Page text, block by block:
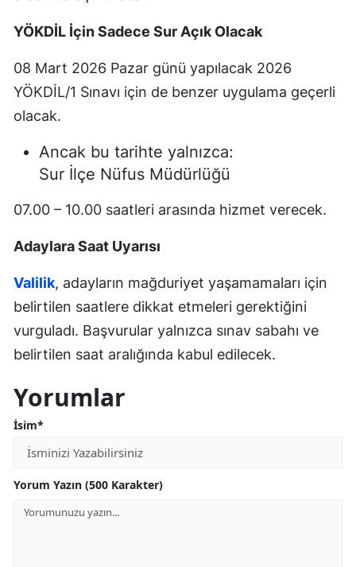
YÖKDİL İçin Sadece Sur Açık Olacak
08 Mart 2026 Pazar günü yapılacak 2026
YÖKDİL/1 Sınavı için de benzer uygulama geçerli
olacak.
Ancak bu tarihte yalnızca:
Sur İlçe Nüfus Müdürlüğü
07.00 – 10.00 saatleri arasında hizmet verecek.
Adaylara Saat Uyarısı
Valilik, adayların mağduriyet yaşamamaları için
belirtilen saatlere dikkat etmeleri gerektiğini
vurguladı. Başvurular yalnızca sınav sabahı ve
belirtilen saat aralığında kabul edilecek.
Yorumlar
İsim*
Yorum Yazın (500 Karakter)